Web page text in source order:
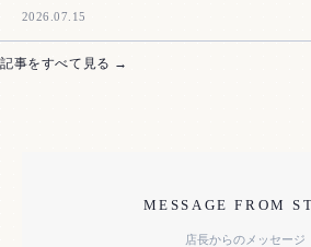
2026.07.15
記事をすべて見る →
MESSAGE FROM
店長からのメッセージ